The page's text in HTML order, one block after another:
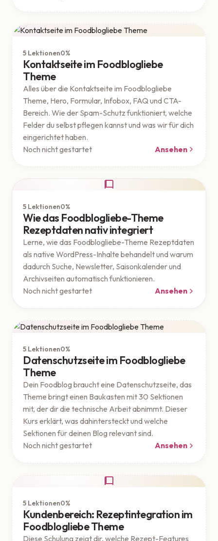
5 Lektionen0%
Kontaktseite im Foodblogliebe
Theme
Alles über die Kontaktseite im Foodblogliebe
Theme, Hero, Formular, Infobox, FAQ und CTA-
Bereich. Wie der Spam-Schutz funktioniert, welche
Felder du selbst pflegen kannst und was wir für dich
eingerichtet haben.
Noch nicht gestartet
Ansehen
5 Lektionen0%
Wie das Foodblogliebe-Theme
Rezeptdaten nativ integriert
Lerne, wie das Foodblogliebe-Theme Rezeptdaten
als native WordPress-Inhalte behandelt und warum
dadurch Suche, Newsletter, Saisonkalender und
Archivseiten automatisch funktionieren.
Noch nicht gestartet
Ansehen
5 Lektionen0%
Datenschutzseite im Foodblogliebe
Theme
Dein Foodblog braucht eine Datenschutzseite, das
Theme bringt einen Baukasten mit 30 Sektionen
mit, der dir die technische Arbeit abnimmt. Dieser
Kurs erklärt, was dahintersteckt und welche
Sektionen für deinen Blog relevant sind.
Noch nicht gestartet
Ansehen
5 Lektionen0%
Kundenbereich: Rezeptintegration im
Foodblogliebe Theme
Diese Schulung zeigt dir, welche Rezept-Features